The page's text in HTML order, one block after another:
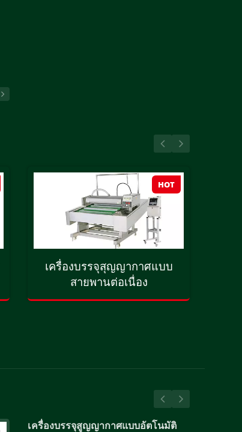
HOT
เครื่องบรรจุสุญญากาศแบบ
สายพานต่อเนื่อง
เครื่องบรรจุสูญญากาศแบบอัตโนมัติ